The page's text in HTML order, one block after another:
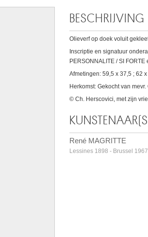
BESCHRIJVING
Olieverf op doek voluit
Inscriptie en signatuur
PERSONNALITE / SI
Afmetingen: 59,5 x 37,5 ; 62
Herkomst: Gekocht van
© Ch. Herscovici, met zijn
KUNSTENAAR(S)
René MAGRITTE
Lessines 1898 - Brussel 1967